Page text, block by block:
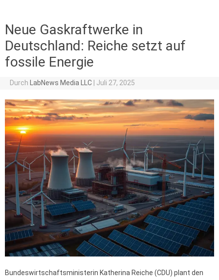
Neue Gaskraftwerke in
Deutschland: Reiche setzt auf
fossile Energie
Durch LabNews Media LLC Juli 27, 2025
Bundeswirtschaftsministerin Katherina Reiche (CDU) plant den